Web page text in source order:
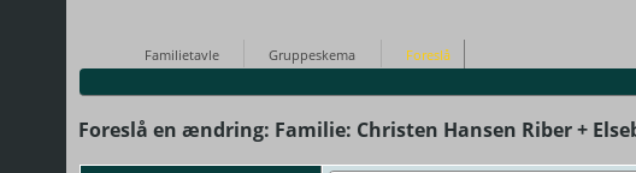
Familietavle Gruppeskema Foreslå
Foreslå en ændring: Familie: Christen Hansen Riber +